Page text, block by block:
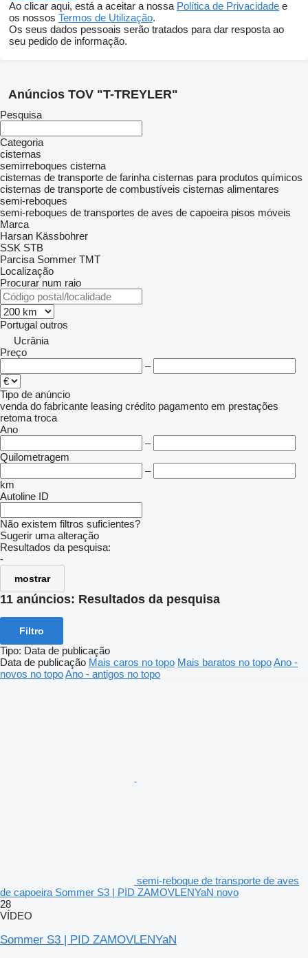
Ao clicar aqui, está a aceitar a nossa Política de Privacidade e
os nossos Termos de Utilização.
Os seus dados pessoais serão tratados para dar resposta ao
seu pedido de informação.
Anúncios TOV "T-TREYLER"
Pesquisa
Categoria
cisternas
semirreboques cisterna
cisternas de transporte de farinha cisternas para produtos químicos
cisternas de transporte de combustíveis cisternas alimentares
semi-reboques
semi-reboques de transportes de aves de capoeira pisos móveis
Marca
Harsan Kässbohrer
SSK STB
Parcisa Sommer TMT
Localização
Procurar num raio
Portugal outros
Ucrânia
Preço
–
Tipo de anúncio
venda do fabricante leasing crédito pagamento em prestações
retoma troca
Ano
–
Quilometragem
–
km
Autoline ID
Não existem filtros suficientes?
Sugerir uma alteração
Resultados da pesquisa:
-
mostrar
11 anúncios: Resultados da pesquisa
Filtro
Tipo: Data de publicação
Data de publicação Mais caros no topo Mais baratos no topoAno -
novos no topoAno - antigos no topo
semi-reboque de transporte de aves
de capoeira Sommer S3 | PID ZAMOVLENYaN novo
28
VÍDEO
Sommer S3 | PID ZAMOVLENYaN